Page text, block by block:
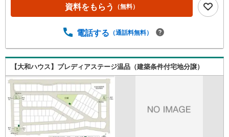
資料をもらう （無料）
電話する （通話料無料）
【大和ハウス】プレディアステージ温品（建築条件付宅地分譲）